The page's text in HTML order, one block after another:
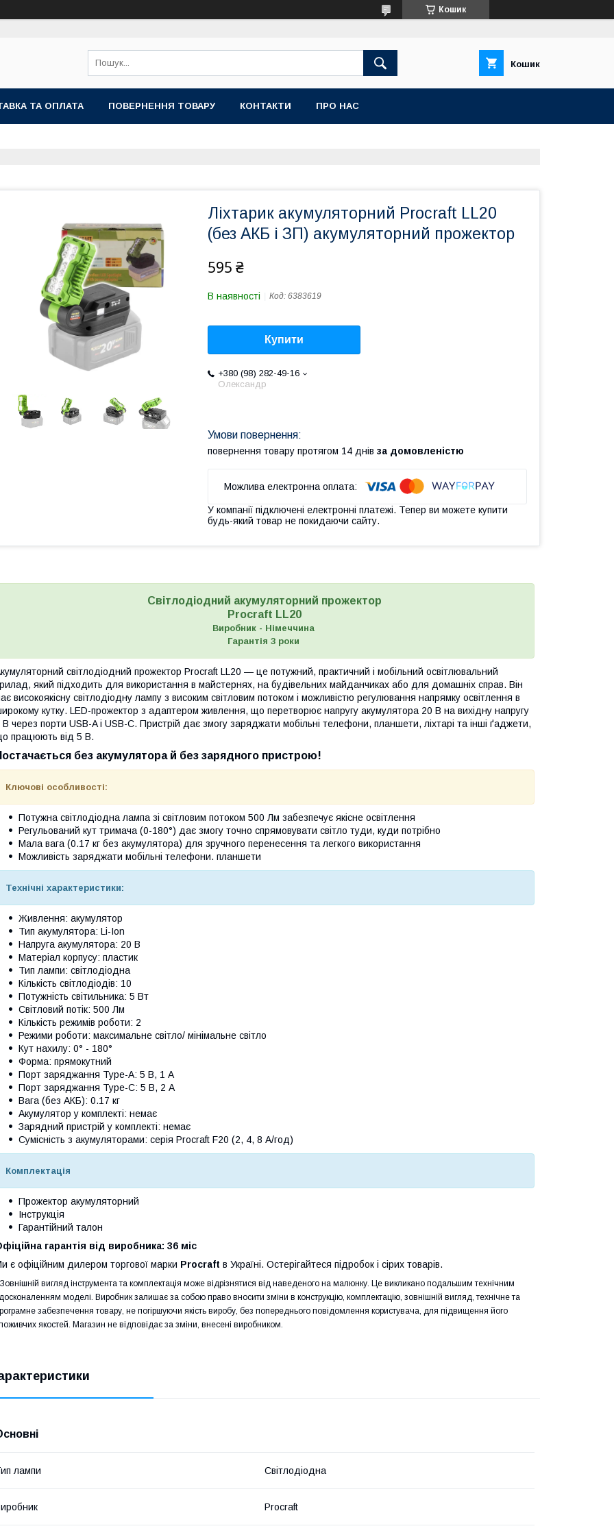
Кошик
Кошик
ТА ОПЛАТА ПОВЕРНЕННЯ ТОВАРУ КОНТАКТИ ПРО НАС
Ліхтарик акумуляторний Procraft LL20
(без АКБ і ЗП) акумуляторний прожектор
595 ₴
В наявності Код: 6383619
Купити
+380 (98) 282-49-16
Олександр
повернення товару протягом 14 днів за домовленістю
У компанії підключені електронні платежі. Тепер ви можете купити
будь-який товар не покидаючи сайту.
Світлодіодний акумуляторний прожектор
Procraft LL20
Виробник - Німеччина
Гарантія 3 роки
світлодіодний прожектор Procraft LL20 — це потужний, практичний і мобільний освітлювальний
який підходить для використання в майстернях, на будівельних майданчиках або для домашніх справ. Він
високоякісну світлодіодну лампу з високим світловим потоком і можливістю регулювання напрямку освітлення в
кутку. LED-прожектор з адаптером живлення, що перетворює напругу акумулятора 20 В на вихідну напругу
В через порти USB-A і USB-C. Пристрій дає змогу заряджати мобільні телефони, планшети, ліхтарі та інші ґаджети,
працюють від 5 В.
без акумулятора й без зарядного пристрою!
Ключові особливості:
Потужна світлодіодна лампа зі світловим потоком 500 Лм забезпечує якісне освітлення
Регульований кут тримача (0-180°) дає змогу точно спрямовувати світло туди, куди потрібно
Мала вага (0.17 кг без акумулятора) для зручного перенесення та легкого використання
Можливість заряджати мобільні телефони. планшети
Технічні характеристики:
Живлення: акумулятор
Тип акумулятора: Li-Ion
Напруга акумулятора: 20 В
Матеріал корпусу: пластик
Тип лампи: світлодіодна
Кількість світлодіодів: 10
Потужність світильника: 5 Вт
Світловий потік: 500 Лм
Кількість режимів роботи: 2
Режими роботи: максимальне світло/ мінімальне світло
Кут нахилу: 0° - 180°
Форма: прямокутний
Порт заряджання Type-A: 5 В, 1 А
Порт заряджання Type-C: 5 В, 2 А
Вага (без АКБ): 0.17 кг
Акумулятор у комплекті: немає
Зарядний пристрій у комплекті: немає
Сумісність з акумуляторами: серія Procraft F20 (2, 4, 8 А/год)
Комплектація
Прожектор акумуляторний
Інструкція
Гарантійний талон
гарантія від виробника: 36 міс
є офіційним дилером торгової марки Procraft в Україні. Остерігайтеся підробок і сірих товарів.
вигляд інструмента та комплектація може відрізнятися від наведеного на малюнку. Це викликано подальшим технічним
моделі. Виробник залишає за собою право вносити зміни в конструкцію, комплектацію, зовнішній вигляд, технічне та
забезпечення товару, не погіршуючи якість виробу, без попереднього повідомлення користувача, для підвищення його
якостей. Магазин не відповідає за зміни, внесені виробником.
лампи Світлодіодна
Procraft